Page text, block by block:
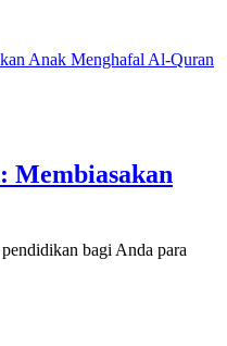
Membiasakan
bagi Anda para